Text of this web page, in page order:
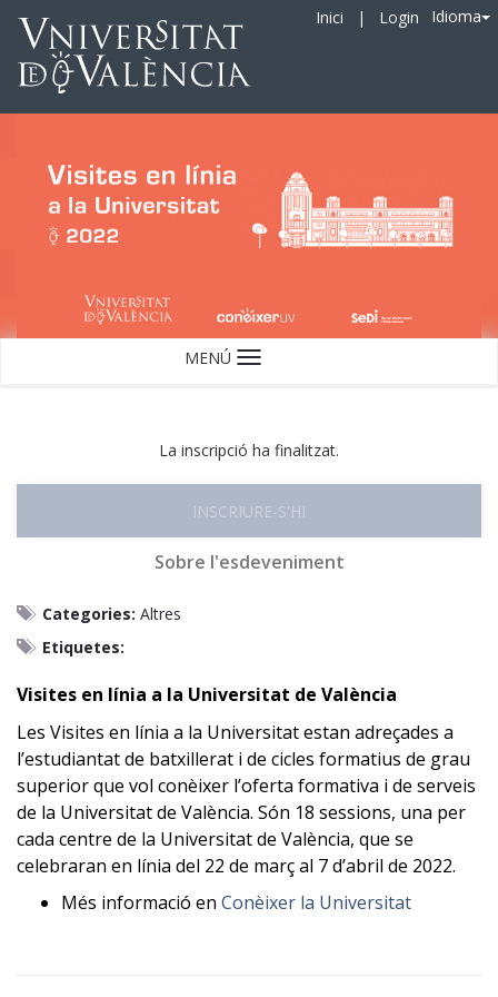
Inici | Login Idioma
MENÚ Idioma
La inscripció ha finalitzat.
INSCRIURE-S'HI
Sobre l'esdeveniment
Categories: Altres
Etiquetes:
Visites en línia a la Universitat de València
Les Visites en línia a la Universitat estan adreçades a
l’estudiantat de batxillerat i de cicles formatius de grau
superior que vol conèixer l’oferta formativa i de serveis
de la Universitat de València. Són 18 sessions, una per
cada centre de la Universitat de València, que se
celebraran en línia del 22 de març al 7 d’abril de 2022.
Més informació en Conèixer la Universitat